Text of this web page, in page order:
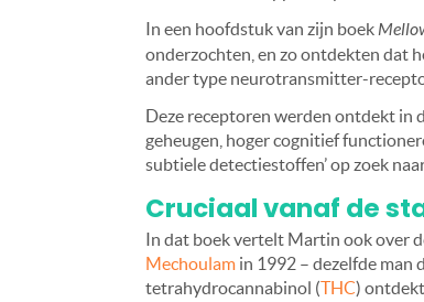
In een hoofdstuk van zijn boek
onderzochten, en zo ontdekten dat
ander type neurotransmitter-
Deze receptoren werden ontdekt in
geheugen, hoger cognitief
subtiele detectiestoffen’ op zoek
Cruciaal vanaf de
In dat boek vertelt Martin ook over
Mechoulam in 1992 – dezelfde man
tetrahydrocannabinol (THC)